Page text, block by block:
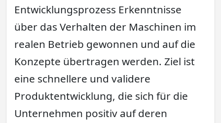
Entwicklungsprozess Erkenntnisse
über das Verhalten der Maschinen im
realen Betrieb gewonnen und auf die
Konzepte übertragen werden. Ziel ist
eine schnellere und validere
Produktentwicklung, die sich für die
Unternehmen positiv auf deren